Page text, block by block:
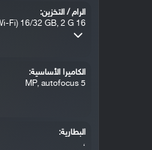
الرام / التخزين:
16 GB, 1.5 GB RAM (Wi-Fi) 16/32 GB, 2 G...
الكاميرا الأساسية:
5 MP, autofocus
البطارية:
،